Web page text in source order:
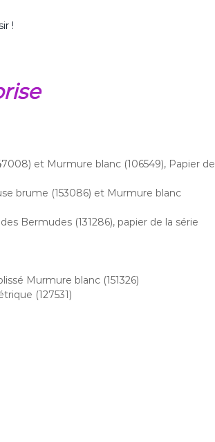
!
et Murmure blanc (106549), Papier de
brume (153086) et Murmure blanc
Bermudes (131286), papier de la série
Murmure blanc (151326)
(127531)